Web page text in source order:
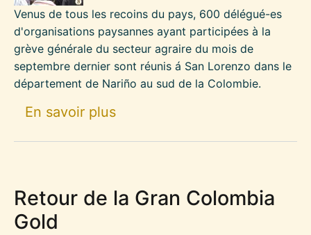
Venus de tous les recoins du pays, 600 délégué-es
d'organisations paysannes ayant participées à la
grève générale du secteur agraire du mois de
septembre dernier sont réunis á San Lorenzo dans le
département de Nariño au sud de la Colombie.
En savoir plussur IVème Assemblée
Retour de la Gran Colombia
Gold